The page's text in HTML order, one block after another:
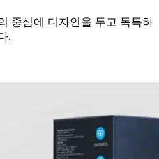
중심에 디자인을 두고 독특하
.